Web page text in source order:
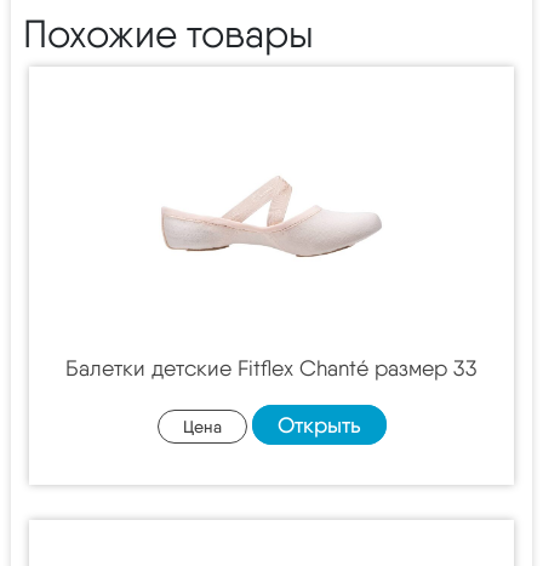
Похожие товары
Балетки детские Fitflex Chanté размер 33
Цена Открыть